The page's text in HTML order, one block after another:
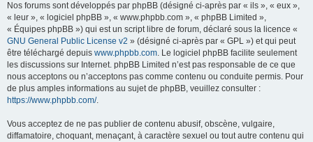
Nos forums sont développés par phpBB (désigné ci-après par « ils », « eux »,
« leur », « logiciel phpBB », « www.phpbb.com », « phpBB Limited »,
« Équipes phpBB ») qui est un script libre de forum, déclaré sous la licence «
GNU General Public License v2 » (désigné ci-après par « GPL ») et qui peut
être téléchargé depuis www.phpbb.com. Le logiciel phpBB facilite seulement
les discussions sur Internet. phpBB Limited n’est pas responsable de ce que
nous acceptons ou n’acceptons pas comme contenu ou conduite permis. Pour
de plus amples informations au sujet de phpBB, veuillez consulter :
https://www.phpbb.com/.
Vous acceptez de ne pas publier de contenu abusif, obscène, vulgaire,
diffamatoire, choquant, menaçant, à caractère sexuel ou tout autre contenu qui